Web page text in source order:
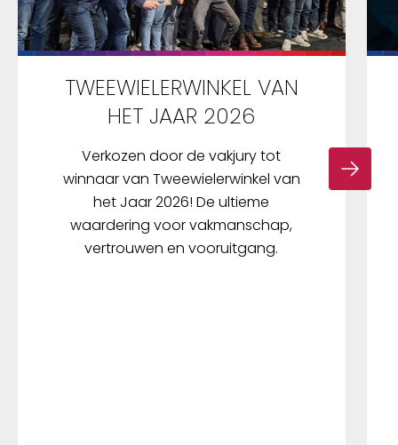
TWEEWIELERWINKEL VAN
HET JAAR 2026
Verkozen door de vakjury tot
winnaar van Tweewielerwinkel van
het Jaar 2026! De ultieme
waardering voor vakmanschap,
vertrouwen en vooruitgang.